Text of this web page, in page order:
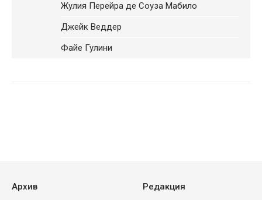
Жулия Перейра де Соуза Мабило
Джейк Веддер
Файе Гулини
Архив
Редакция